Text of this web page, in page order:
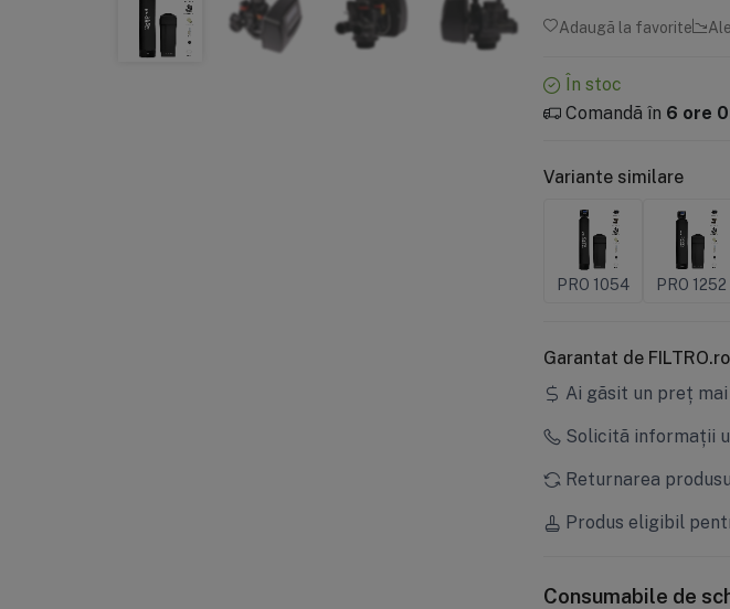
Adaugă la favorite
În stoc
Comandă în 6 ore
Variante similare
PRO 1054 PRO 1252
Garantat de FILTRO.ro
Ai găsit un preț
Solicită informații
Returnarea
Produs eligibil
Consumabile de